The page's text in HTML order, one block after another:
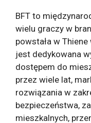
BFT to
wielu graczy w
powstała w Thiene
jest dedykowana
dostępem do
przez wiele lat,
rozwiązania w
bezpieczeństwa,
mieszkalnych,